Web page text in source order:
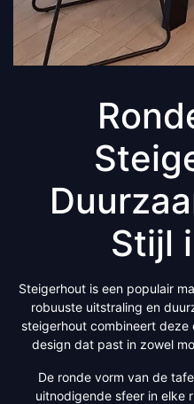
Stijl
Steigerhout is een populair
robuuste uitstraling en
steigerhout combineert
design dat past in zowel
De ronde vorm van de
uitnodigende sfeer in elke